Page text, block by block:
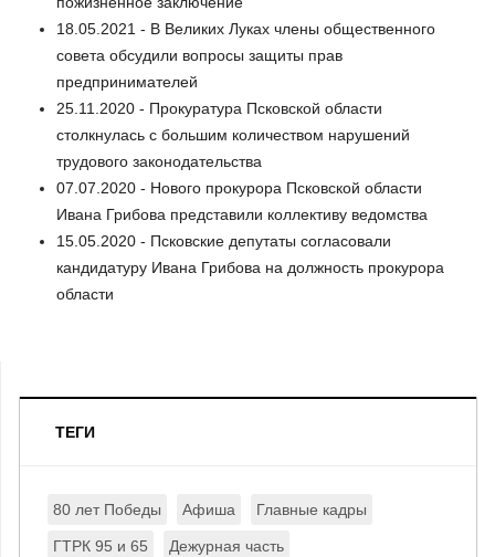
18.05.2021 - В Великих Луках члены общественного
совета обсудили вопросы защиты прав
предпринимателей
25.11.2020 - Прокуратура Псковской области
столкнулась с большим количеством нарушений
трудового законодательства
07.07.2020 - Нового прокурора Псковской области
Ивана Грибова представили коллективу ведомства
15.05.2020 - Псковские депутаты согласовали
кандидатуру Ивана Грибова на должность прокурора
области
ТЕГИ
80 лет Победы Афиша Главные кадры
ГТРК 95 и 65 Дежурная часть